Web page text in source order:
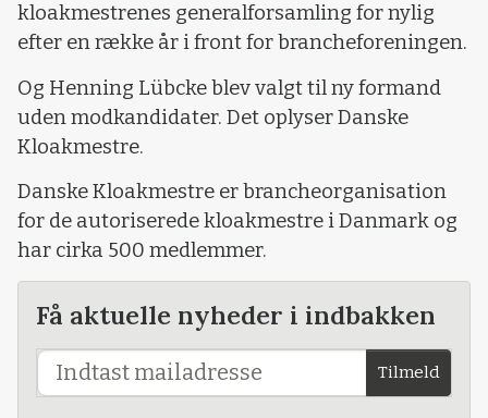
kloakmestrenes generalforsamling for nylig
efter en række år i front for brancheforeningen.
Og Henning Lübcke blev valgt til ny formand
uden modkandidater. Det oplyser Danske
Kloakmestre.
Danske Kloakmestre er brancheorganisation
for de autoriserede kloakmestre i Danmark og
har cirka 500 medlemmer.
Få aktuelle nyheder i indbakken
Tilmeld